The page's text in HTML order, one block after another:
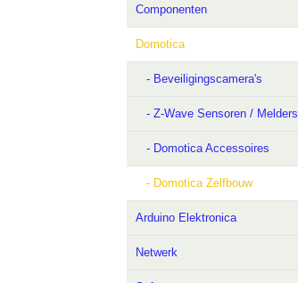
Componenten
Domotica
- Beveiligingscamera's
- Z-Wave Sensoren / Melders
- Domotica Accessoires
- Domotica Zelfbouw
Arduino Elektronica
Netwerk